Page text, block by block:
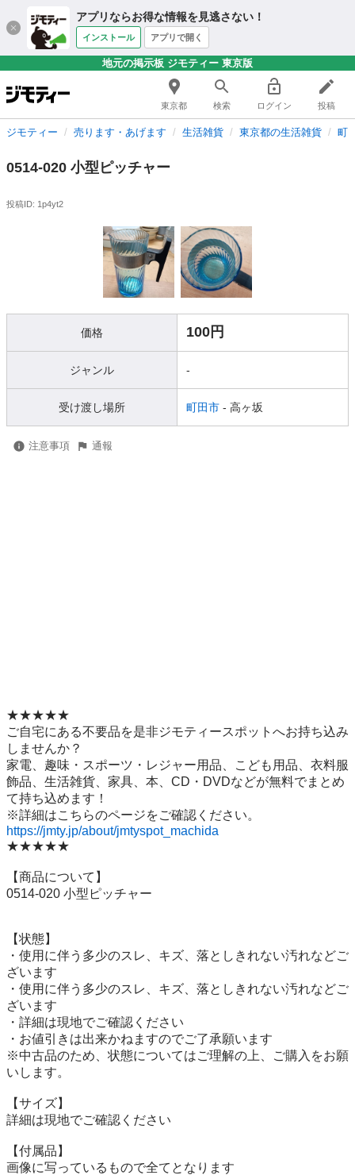
アプリならお得な情報を見逃さない！
インストール アプリで開く
地元の掲示板 ジモティー 東京版
東京都 検索 ログイン 投稿
ジモティー 売ります・あげます 生活雑貨 東京都の生活雑貨 町
0514-020 小型ピッチャー
投稿ID: 1p4yt2
価格 100円
ジャンル -
受け渡し場所 町田市 - 高ヶ坂
注意事項 通報
★★★★★
ご自宅にある不要品を是非ジモティースポットへお持ち込み
しませんか？
家電、趣味・スポーツ・レジャー用品、こども用品、衣料服
飾品、生活雑貨、家具、本、CD・DVDなどが無料でまとめ
て持ち込めます！
https://jmty.jp/about/jmtyspot_machida
★★★★★
【商品について】
0514-020 小型ピッチャー
【状態】
・使用に伴う多少のスレ、キズ、落としきれない汚れなどご
ざいます
・使用に伴う多少のスレ、キズ、落としきれない汚れなどご
ざいます
・詳細は現地でご確認ください
・お値引きは出来かねますのでご了承願います
※中古品のため、状態についてはご理解の上、ご購入をお願
いします。
【サイズ】
詳細は現地でご確認ください
【付属品】
画像に写っているもので全てとなります